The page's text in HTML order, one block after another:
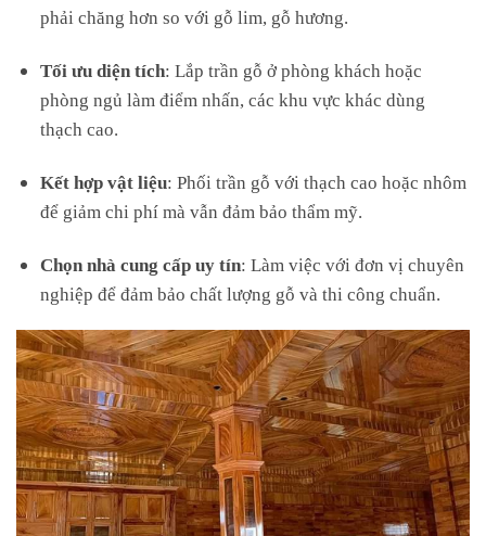
phải chăng hơn so với gỗ lim, gỗ hương.
Tối ưu diện tích: Lắp trần gỗ ở phòng khách hoặc
phòng ngủ làm điểm nhấn, các khu vực khác dùng
thạch cao.
Kết hợp vật liệu: Phối trần gỗ với thạch cao hoặc nhôm
để giảm chi phí mà vẫn đảm bảo thẩm mỹ.
Chọn nhà cung cấp uy tín: Làm việc với đơn vị chuyên
nghiệp để đảm bảo chất lượng gỗ và thi công chuẩn.